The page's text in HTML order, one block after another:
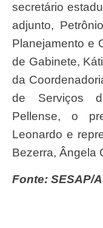
secretário
adjunto,
Planejamento e
de Gabinete,
da
de Serviços
Pellense, o
Leonardo e
Bezerra, Ângela
Fonte: SESAP/